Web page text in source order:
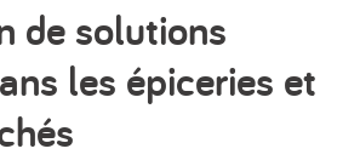
de solutions
les épiceries et